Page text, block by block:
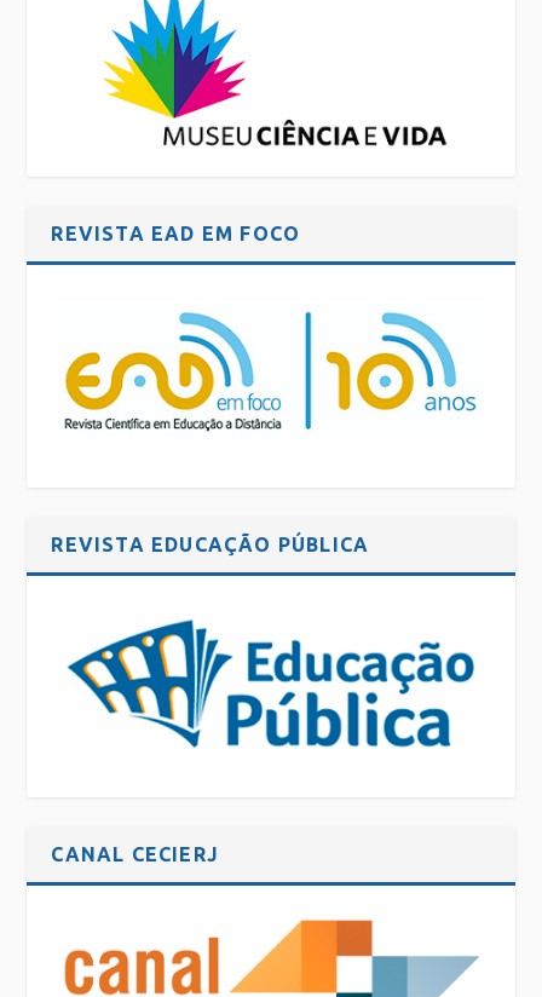
REVISTA EAD EM FOCO
REVISTA EDUCAÇÃO PÚBLICA
CANAL CECIERJ